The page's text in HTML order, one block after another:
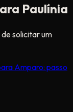
Paulínia
solicitar um
Amparo: passo